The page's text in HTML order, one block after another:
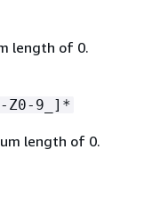
length of 0.
Z0-9_]*
length of 0.